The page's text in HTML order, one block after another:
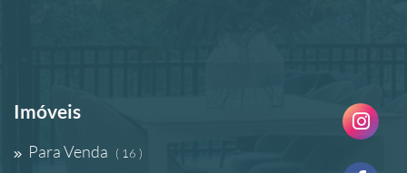
Imóveis
Para Venda ( 16 )